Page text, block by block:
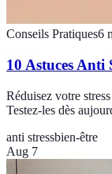
Conseils Pratiques6
10 Astuces Anti
Réduisez votre
Testez-les dès
anti stressbien-être
Aug 7